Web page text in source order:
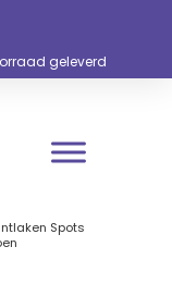
geleverd
Spots